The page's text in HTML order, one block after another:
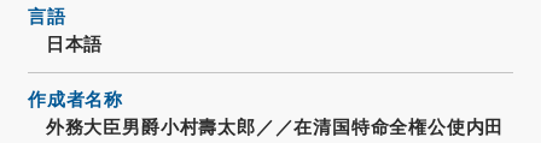
言語
日本語
作成者名称
外務大臣男爵小村壽太郎／／在清国特命全権公使内田